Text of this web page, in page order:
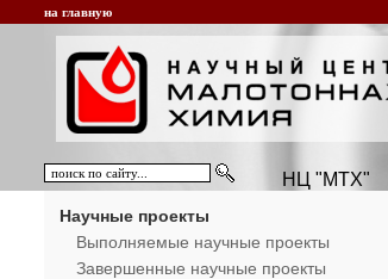
на главную
НЦ "МТХ"
Научные проекты
Выполняемые научные проекты
Завершенные научные проекты